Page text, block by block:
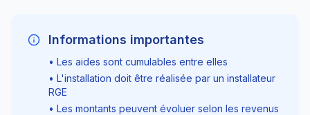
Informations importantes
• Les aides sont cumulables entre elles
• L'installation doit être réalisée par un installateur
RGE
• Les montants peuvent évoluer selon les revenus